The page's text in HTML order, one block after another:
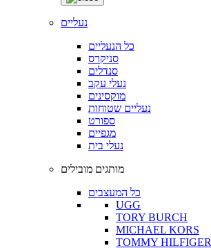
נעליים
כל הנעליים
סניקרס
סנדלים
נעלי עקב
מוקסינים
נעליים שטוחות
ספורט
מגפיים
נעלי בית
מותגים מובילים
כל המעצבים
UGG
TORY BURCH
MICHAEL KORS
TOMMY HILFIGER